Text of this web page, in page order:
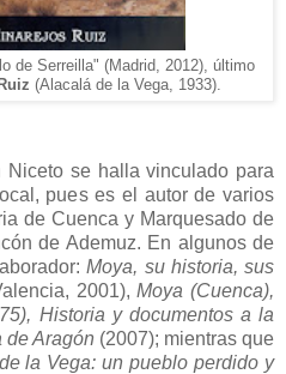
de Serreilla" (Madrid, 2012), último
(Alacalá de la Vega, 1933).
Niceto se halla vinculado para
pues es el autor de varios
de Cuenca y Marquesado de
de Ademuz. En algunos de
Moya, su historia, sus
2001),Moya (Cuenca),
Historia y documentos a la
de Aragón (2007); mientras que
la Vega: un pueblo perdido y